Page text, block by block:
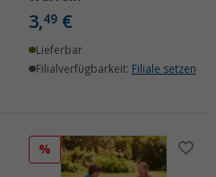
3,49 €
Lieferbar
Filialverfügbarkeit: Filiale setzen
%